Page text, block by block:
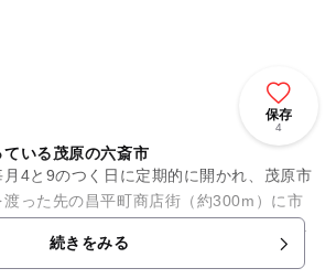
保存
4
いる茂原の六斎市
4と9のつく日に定期的に開かれ、茂原市
った先の昌平町商店街（約300m）に市
木、野菜、果物などを中心に四季折々の
にぎ...続きをみる